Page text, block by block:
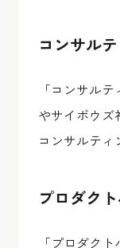
コンサル
「コンサル
やサイボウズ
コンサルティ
プロダク
「プロダク